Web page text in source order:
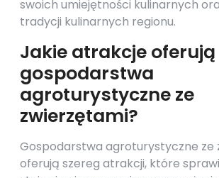
swoich umiejętności kulinarnych
tradycji kulinarnych regionu.
Jakie atrakcje oferują
gospodarstwa
agroturystyczne ze
zwierzętami?
Gospodarstwa agroturystyczne ze
oferują szereg atrakcji, które